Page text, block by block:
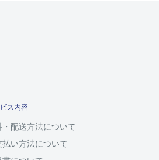
ス内容
配送方法について
払い方法について